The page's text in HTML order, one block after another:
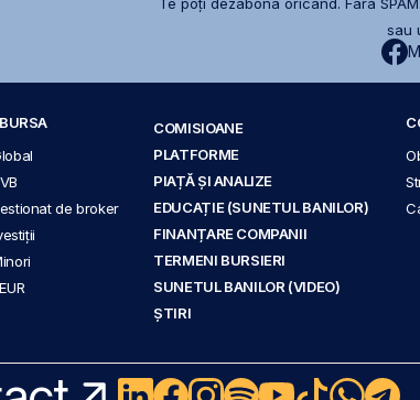
sau
de broker
COMISIOANE
PLATFORME
PIAȚĂ ȘI ANALIZE
EDUCAȚIE (SUNETUL BANILOR)
FINANȚARE COMPANII
TERMENI BURSIERI
SUNETUL BANILOR (VIDEO)
ȘTIRI